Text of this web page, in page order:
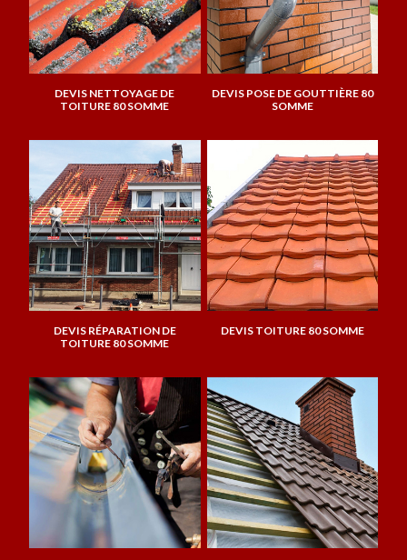
DEVIS NETTOYAGE DE
TOITURE 80 SOMME
DEVIS POSE DE GOUTTIÈRE 80
SOMME
DEVIS RÉPARATION DE
TOITURE 80 SOMME
DEVIS TOITURE 80 SOMME